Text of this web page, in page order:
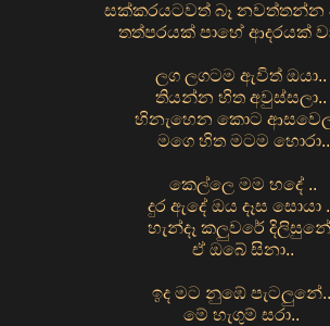
සක්කරයටවත් බෑ නවත්තන්න
තත්පරයක් පාහේ ආදරයක්
ලග ලගටම ඇවිත් ඔයා..
තියන්න හිත අවුස්සලා..
හිනැහෙන කොට
මගෙ හිත මටම හොරා..
කෙල්ලෙ මම හදේ ..
දුර ඇදේ ඔය දෑස සොයා
හැන්දෑ කලුවරේ
ඒ ඔබේ සිනා..
ඉද මට නුඹේ පැටලුනේ..
මේ හැගුම් සරා..